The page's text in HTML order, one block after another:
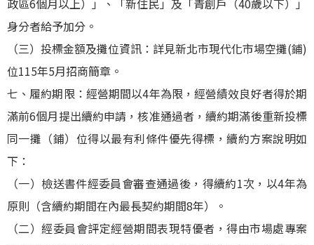
政區6個月以上）」、「新住民」及「青創戶（40歲以下）」
身分者給予加分。
（三）投標金額及攤位資訊：詳見新北市現代化市場空攤(鋪)
位115年5月招商簡章。
七、履約期限：經營期間以4年為限，經營績效良好者得於期
滿前6個月提出續約申請，核准通過者，續約期滿後重新投標
同一攤（鋪）位得以最有利條件優先得標，續約方案說明如
下：
（一）檢送書件經委員會審查通過後，得續約1次，以4年為
原則（含續約期間在內最長契約期間8年）。
（二）經委員會評定經營期間表現特優者，得由市場處專案